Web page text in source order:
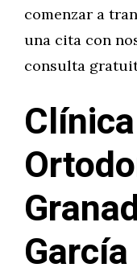
comenzar a
una cita con
consulta